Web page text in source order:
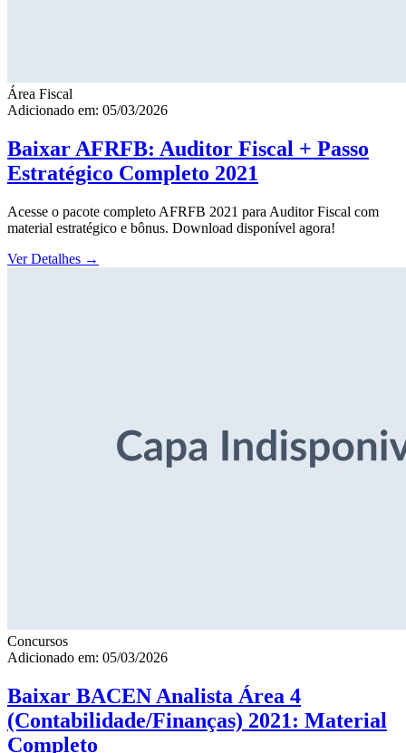
Área Fiscal
Adicionado em: 05/03/2026
Baixar AFRFB: Auditor Fiscal + Passo
Estratégico Completo 2021
Acesse o pacote completo AFRFB 2021 para Auditor Fiscal com
material estratégico e bônus. Download disponível agora!
Ver Detalhes →
Concursos
Adicionado em: 05/03/2026
Baixar BACEN Analista Área 4
(Contabilidade/Finanças) 2021: Material
Completo